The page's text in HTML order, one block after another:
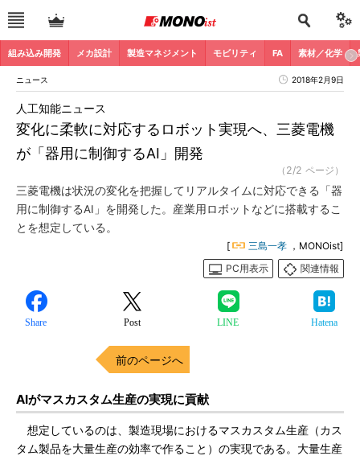
組み込み開発 メカ設計 製造マネジメント モビリティ FA 素材／化学
ニュース 2018年2月9日
変化に柔軟に対応するロボット実現へ、三菱電機
が「器用に制御するAI」開発
人工知能ニュース
（2/2 ページ）
三菱電機は状況の変化を把握してリアルタイムに対応できる「器
用に制御するAI」を開発した。産業用ロボットなどに搭載するこ
とを想定している。
[ 三島一孝 ，MONOist]
PC用表示
関連情報
Share Post LINE Hatena
前のページへ
AIがマスカスタム生産の実現に貢献
想定しているのは、製造現場におけるマスカスタム生産（カス
タム製品を大量生産の効率で作ること）の実現である。大量生産